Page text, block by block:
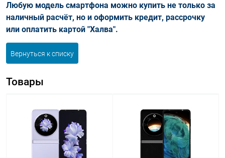
Любую модель смартфона можно купить не только за
наличный расчёт, но и оформить кредит, рассрочку
или оплатить картой "Халва".
Вернуться к списку
Товары